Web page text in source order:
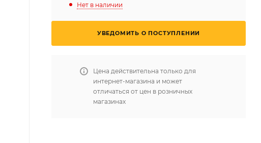
Нет в наличии
УВЕДОМИТЬ О ПОСТУПЛЕНИИ
Цена действительна только для
интернет-магазина и может
отличаться от цен в розничных
магазинах